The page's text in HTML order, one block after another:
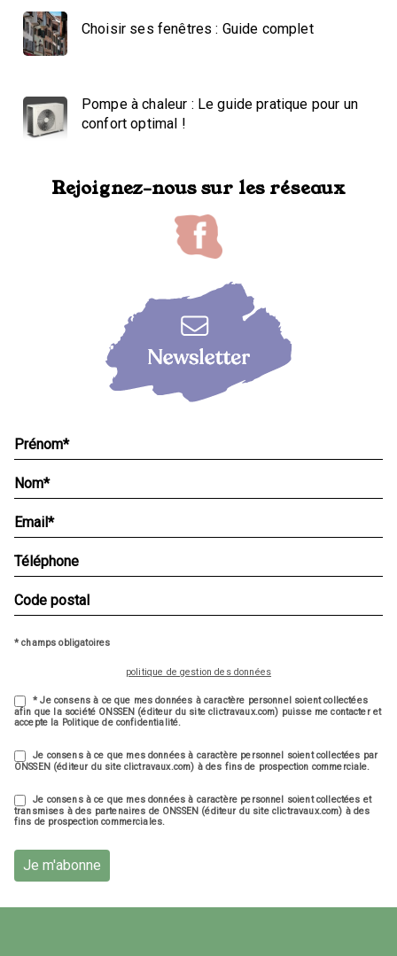
Choisir ses fenêtres : Guide complet
Pompe à chaleur : Le guide pratique pour un
confort optimal !
Rejoignez-nous sur les réseaux
* champs obligatoires
politique de gestion des données
* Je consens à ce que mes données à caractère personnel soient collectées
afin que la société ONSSEN (éditeur du site clictravaux.com) puisse me contacter et
accepte la Politique de confidentialité.
Je consens à ce que mes données à caractère personnel soient collectées par
ONSSEN (éditeur du site clictravaux.com) à des fins de prospection commerciale.
Je consens à ce que mes données à caractère personnel soient collectées et
transmises à des partenaires de ONSSEN (éditeur du site clictravaux.com) à des
fins de prospection commerciales.
Je m'abonne